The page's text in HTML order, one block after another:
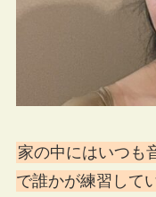
家の中にはいつも
で誰かが練習して